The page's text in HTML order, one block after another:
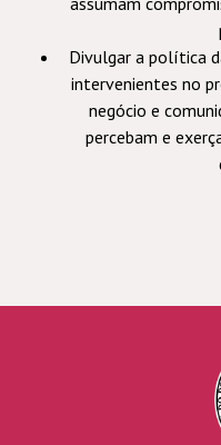
Divulgar a política
intervenientes no
negócio e
percebam e